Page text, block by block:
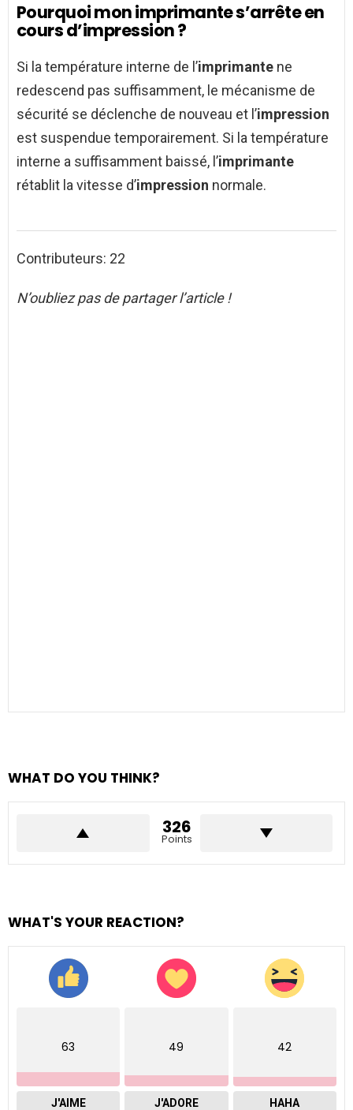
Pourquoi mon imprimante s’arrête en
cours d’impression ?
Si la température interne de l’imprimante ne
redescend pas suffisamment, le mécanisme de
sécurité se déclenche de nouveau et l’impression
est suspendue temporairement. Si la température
interne a suffisamment baissé, l’imprimante
rétablit la vitesse d’impression normale.
Contributeurs: 22
N’oubliez pas de partager l’article !
WHAT DO YOU THINK?
326
Points
WHAT'S YOUR REACTION?
63
J'AIME
49
J'ADORE
42
HAHA